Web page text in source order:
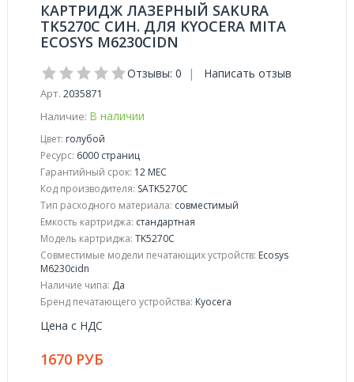
КАРТРИДЖ ЛАЗЕРНЫЙ SAKURA
TK5270C СИН. ДЛЯ KYOCERA MITA
ECOSYS M6230CIDN
Отзывы: 0 | Написать отзыв
Арт. 2035871
Наличие: В наличии
Цвет: голубой
Ресурс: 6000 страниц
Гарантийный срок: 12 МЕС
Код производителя: SATK5270C
Тип расходного материала: совместимый
Емкость картриджа: стандартная
Модель картриджа: TK5270C
Совместимые модели печатающих устройств: Ecosys
M6230cidn
Наличие чипа: Да
Бренд печатающего устройства: Kyocera
Цена с НДС
1670 РУБ